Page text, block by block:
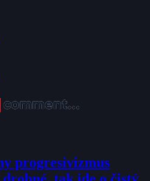
progresivizmus